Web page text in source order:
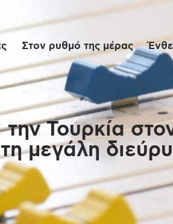
Στον ρυθμό της μέρας
Τουρκία
μεγάλη
ρυθμό της
Live